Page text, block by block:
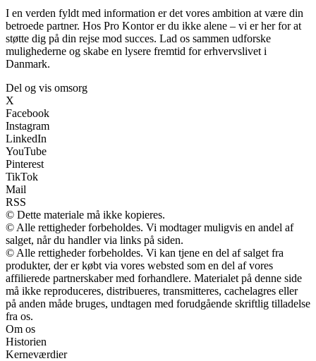
I en verden fyldt med information er det vores ambition at være din
betroede partner. Hos Pro Kontor er du ikke alene – vi er her for at
støtte dig på din rejse mod succes. Lad os sammen udforske
mulighederne og skabe en lysere fremtid for erhvervslivet i
Danmark.
Del og vis omsorg
X
Facebook
Instagram
LinkedIn
YouTube
Pinterest
TikTok
Mail
RSS
© Dette materiale må ikke kopieres.
© Alle rettigheder forbeholdes. Vi modtager muligvis en andel af
salget, når du handler via links på siden.
© Alle rettigheder forbeholdes. Vi kan tjene en del af salget fra
produkter, der er købt via vores websted som en del af vores
affilierede partnerskaber med forhandlere. Materialet på denne side
må ikke reproduceres, distribueres, transmitteres, cachelagres eller
på anden måde bruges, undtagen med forudgående skriftlig tilladelse
fra os.
Om os
Historien
Kerneværdier